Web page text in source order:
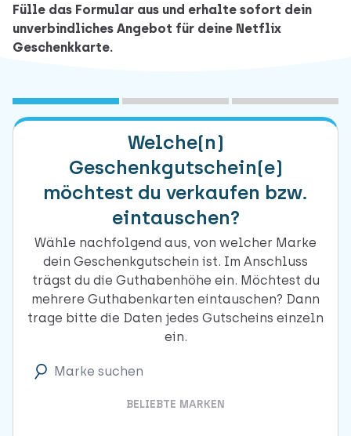
Fülle das Formular aus und erhalte sofort dein
unverbindliches Angebot für deine Netflix
Geschenkkarte.
1
Marke(n) auswählen2
Freibleibendes Angebot
3
Daten übermitteln
Welche(n)
Geschenkgutschein(e)
möchtest du verkaufen bzw.
eintauschen?
Wähle nachfolgend aus, von welcher Marke
dein Geschenkgutschein ist. Im Anschluss
trägst du die Guthabenhöhe ein. Möchtest du
mehrere Guthabenkarten eintauschen? Dann
trage bitte die Daten jedes Gutscheins einzeln
ein.
Marke suchen
BELIEBTE MARKEN